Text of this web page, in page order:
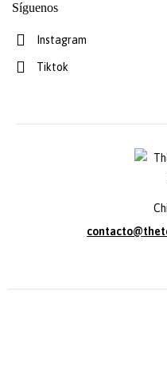
Síguenos
Instagram
Tiktok